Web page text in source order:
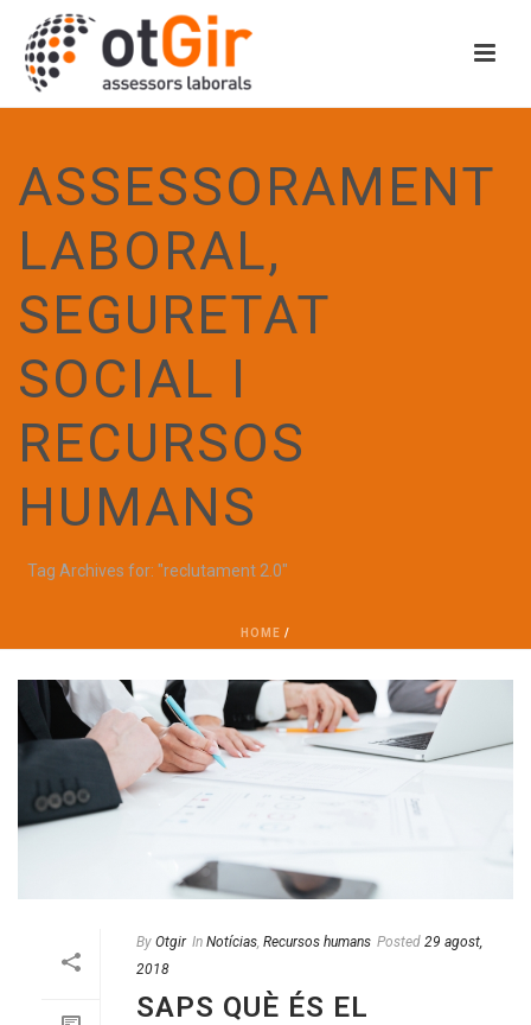
ASSESSORAMENT
LABORAL,
SEGURETAT
SOCIAL I
RECURSOS
HUMANS
Tag Archives for: "reclutament 2.0"
HOME /
By Otgir In Notícias Recursos humans Posted 29 agost,
2018
SAPS QUÈ ÉS EL